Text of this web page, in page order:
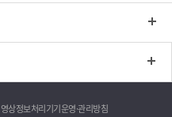
영상정보처리기기운영·관리방침